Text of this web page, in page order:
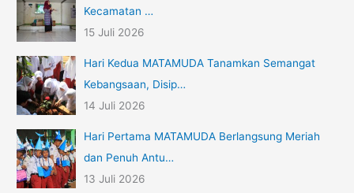
Kecamatan …
15 Juli 2026
Hari Kedua MATAMUDA Tanamkan Semangat
Kebangsaan, Disip…
14 Juli 2026
Hari Pertama MATAMUDA Berlangsung Meriah
dan Penuh Antu…
13 Juli 2026